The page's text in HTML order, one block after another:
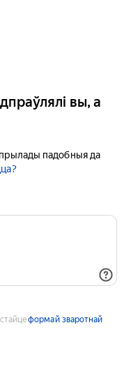
вы, а
падобныя да
формай зваротнай